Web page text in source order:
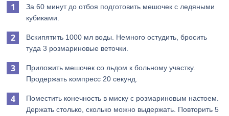
За 60 минут до отбоя подготовить мешочек с ледяными
кубиками.
Вскипятить 1000 мл воды. Немного остудить, бросить
туда 3 розмариновые веточки.
Приложить мешочек со льдом к больному участку.
Продержать компресс 20 секунд.
Поместить конечность в миску с розмариновым настоем.
Держать столько, сколько можно выдержать. Повторить 5